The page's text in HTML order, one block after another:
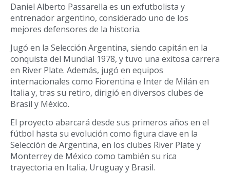
Daniel Alberto Passarella es un exfutbolista y
entrenador argentino, considerado uno de los
mejores defensores de la historia.
Jugó en la Selección Argentina, siendo capitán en la
conquista del Mundial 1978, y tuvo una exitosa carrera
en River Plate. Además, jugó en equipos
internacionales como Fiorentina e Inter de Milán en
Italia y, tras su retiro, dirigió en diversos clubes de
Brasil y México.
El proyecto abarcará desde sus primeros años en el
fútbol hasta su evolución como figura clave en la
Selección de Argentina, en los clubes River Plate y
Monterrey de México como también su rica
trayectoria en Italia, Uruguay y Brasil.